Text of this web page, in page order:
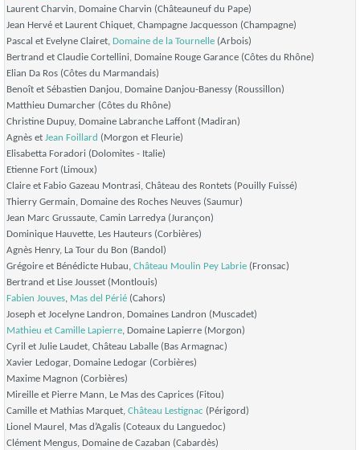
Laurent Charvin, Domaine Charvin (Châteauneuf du Pape)
Jean Hervé et Laurent Chiquet, Champagne Jacquesson (Champagne)
Pascal et Evelyne Clairet, Domaine de la Tournelle (Arbois)
Bertrand et Claudie Cortellini, Domaine Rouge Garance (Côtes du Rhône)
Elian Da Ros (Côtes du Marmandais)
Benoît et Sébastien Danjou, Domaine Danjou-Banessy (Roussillon)
Matthieu Dumarcher (Côtes du Rhône)
Christine Dupuy, Domaine Labranche Laffont (Madiran)
Agnès et Jean Foillard (Morgon et Fleurie)
Elisabetta Foradori (Dolomites - Italie)
Etienne Fort (Limoux)
Claire et Fabio Gazeau Montrasi, Château des Rontets (Pouilly Fuissé)
Thierry Germain, Domaine des Roches Neuves (Saumur)
Jean Marc Grussaute, Camin Larredya (Jurançon)
Dominique Hauvette, Les Hauteurs (Corbières)
Agnès Henry, La Tour du Bon (Bandol)
Grégoire et Bénédicte Hubau, Château Moulin Pey Labrie (Fronsac)
Bertrand et Lise Jousset (Montlouis)
Fabien Jouves, Mas del Périé (Cahors)
Joseph et Jocelyne Landron, Domaines Landron (Muscadet)
Mathieu et Camille Lapierre, Domaine Lapierre (Morgon)
Cyril et Julie Laudet, Château Laballe (Bas Armagnac)
Xavier Ledogar, Domaine Ledogar (Corbières)
Maxime Magnon (Corbières)
Mireille et Pierre Mann, Le Mas des Caprices (Fitou)
Camille et Mathias Marquet, Château Lestignac (Périgord)
Lionel Maurel, Mas d’Agalis (Coteaux du Languedoc)
Clément Mengus, Domaine de Cazaban (Cabardès)